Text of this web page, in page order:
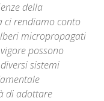
della
ci rendiamo conto
micropropagati
possono
sistemi
di adottare